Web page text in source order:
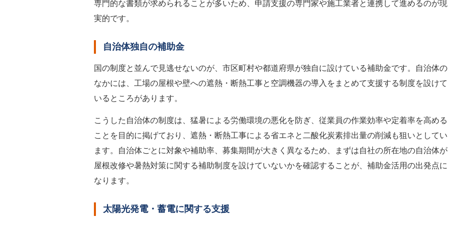
専門的な書類が求められることが多いため、申請支援の専門家や施工業者と連携して進めるのが現
実的です。
自治体独自の補助金
国の制度と並んで見逃せないのが、市区町村や都道府県が独自に設けている補助金です。自治体の
なかには、工場の屋根や壁への遮熱・断熱工事と空調機器の導入をまとめて支援する制度を設けて
いるところがあります。
こうした自治体の制度は、猛暑による労働環境の悪化を防ぎ、従業員の作業効率や定着率を高める
ことを目的に掲げており、遮熱・断熱工事による省エネと二酸化炭素排出量の削減も狙いとしてい
ます。自治体ごとに対象や補助率、募集期間が大きく異なるため、まずは自社の所在地の自治体が
屋根改修や暑熱対策に関する補助制度を設けていないかを確認することが、補助金活用の出発点に
なります。
太陽光発電・蓄電に関する支援